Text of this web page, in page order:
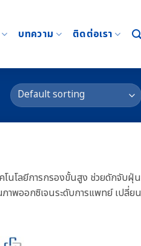
บทความ ติดต่อเรา
โนโลยีการกรองขั้นสูง ช่วยดักจับฝุ่น
าพออกซิเจนระดับการแพทย์ เปลี่ยน